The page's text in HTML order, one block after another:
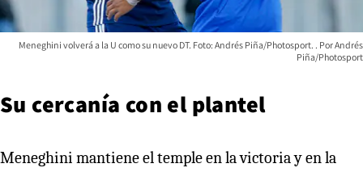
Meneghini volverá a la U como su nuevo DT. Foto: Andrés Piña/Photosport.
Andrés
Piña/Photosport
Su cercanía con el plantel
Meneghini mantiene el temple en la victoria y en la